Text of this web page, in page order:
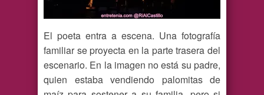
El poeta entra a escena. Una fotografía
familiar se proyecta en la parte trasera del
escenario. En la imagen no está su padre,
quien estaba vendiendo palomitas de